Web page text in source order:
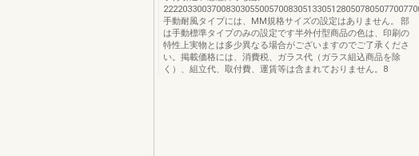
手動耐風タイプには、MM規格サイズの設定はありません。 部
は手動標準タイプのみの設定です半外付型商品の色は、印刷の
特性上実物とは多少異なる場合がございますのでご了承くださ
い。掲載価格には、消費税、ガラス代（ガラス組込商品を除
く）、組立代、取付費、運賃等は含まれておりません。8